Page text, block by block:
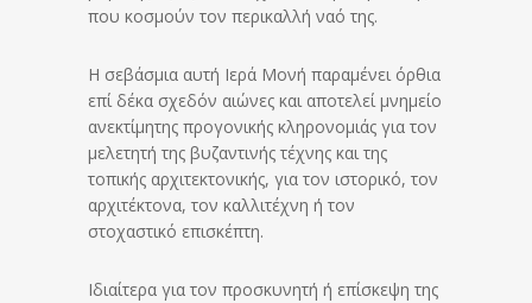
που κοσμούν τον περικαλλή ναό της.
Η σεβάσμια αυτή Ιερά Μονή παραμένει όρθια
επί δέκα σχεδόν αιώνες και αποτελεί μνημείο
ανεκτίμητης προγονικής κληρονομιάς για τον
μελετητή της βυζαντινής τέχνης και της
τοπικής αρχιτεκτονικής, για τον ιστορικό, τον
αρχιτέκτονα, τον καλλιτέχνη ή τον
στοχαστικό επισκέπτη.
Ιδιαίτερα για τον προσκυνητή ή επίσκεψη της